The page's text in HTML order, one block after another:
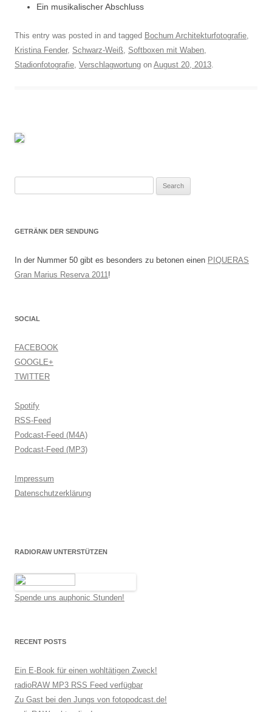
Ein musikalischer Abschluss
This entry was posted in and tagged Bochum Architekturfotografie,
Kristina Fender, Schwarz-Weiß, Softboxen mit Waben,
Stadionfotografie, Verschlagwortung on August 20, 2013.
GETRÄNK DER SENDUNG
In der Nummer 50 gibt es besonders zu betonen einen PIQUERAS
Gran Marius Reserva 2011!
SOCIAL
FACEBOOK
GOOGLE+
TWITTER
Spotify
RSS-Feed
Podcast-Feed (M4A)
Podcast-Feed (MP3)
Impressum
Datenschutzerklärung
RADIORAW UNTERSTÜTZEN
Spende uns auphonic Stunden!
RECENT POSTS
Ein E-Book für einen wohltätigen Zweck!
radioRAW MP3 RSS Feed verfügbar
Zu Gast bei den Jungs von fotopodcast.de!